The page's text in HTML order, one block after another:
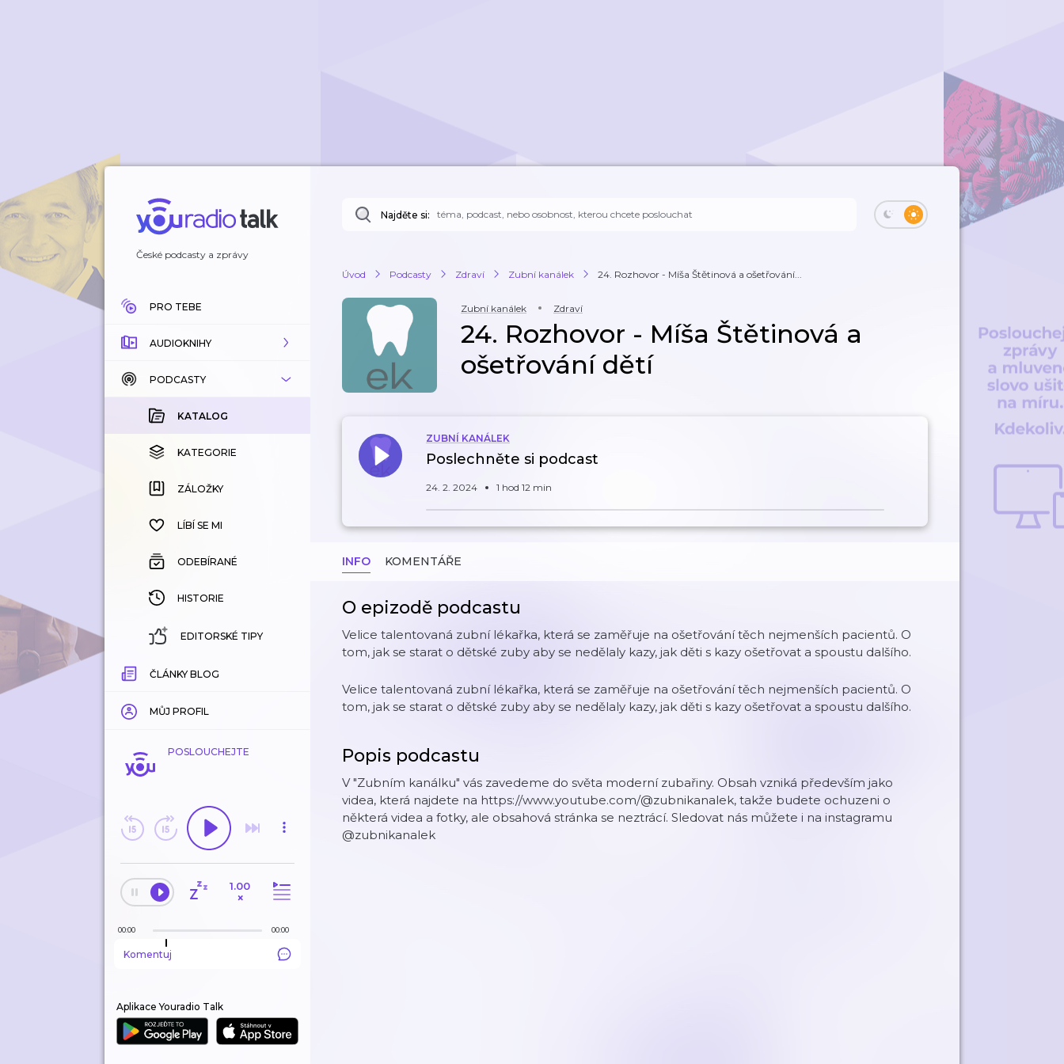
České podcasty a zprávy
PRO TEBE
AUDIOKNIHY
KATALOG
KOUPENÉ
KATEGORIE
ZÁLOŽKY
HISTORIE
PODCASTY
KATALOG
KATEGORIE
ZÁLOŽKY
LÍBÍ SE MI
ODEBÍRANÉ
HISTORIE
EDITORSKÉ TIPY
ČLÁNKY BLOG
MŮJ PROFIL
POSLOUCHEJTE
1.00
×
00:00 00:00
Komentuj
Aplikace Youradio Talk
Najděte si:
Úvod Podcasty Zdraví Zubní kanálek 24. Rozhovor - Míša Štětinová a ošetřování...
Zubní kanálek Zdraví
24. Rozhovor - Míša Štětinová a
ošetřování dětí
ZUBNÍ KANÁLEK
Poslechněte si podcast
24. 2. 2024 1 hod 12 min
INFO KOMENTÁŘE
O epizodě podcastu
Velice talentovaná zubní lékařka, která se zaměřuje na ošetřování těch nejmenších pacientů. O
tom, jak se starat o dětské zuby aby se nedělaly kazy, jak děti s kazy ošetřovat a spoustu dalšího.
Velice talentovaná zubní lékařka, která se zaměřuje na ošetřování těch nejmenších pacientů. O
tom, jak se starat o dětské zuby aby se nedělaly kazy, jak děti s kazy ošetřovat a spoustu dalšího.
Popis podcastu
V "Zubním kanálku" vás zavedeme do světa moderní zubařiny. Obsah vzniká především jako
videa, která najdete na https://www.youtube.com/@zubnikanalek, takže budete ochuzeni o
některá videa a fotky, ale obsahová stránka se neztrácí. Sledovat nás můžete i na instagramu
@zubnikanalek